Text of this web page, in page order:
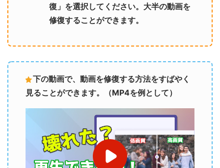
復」を選択してください。大半の動画を
修復することができます。
下の動画で、動画を修復する方法をすばやく
見ることができます。（MP4を例として）